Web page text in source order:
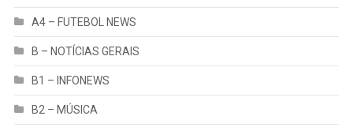
A4 – FUTEBOL NEWS
B – NOTÍCIAS GERAIS
B1 – INFONEWS
B2 – MÚSICA